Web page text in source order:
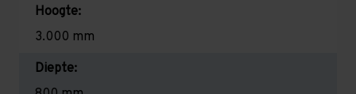
Hoogte:
3.000 mm
Diepte: